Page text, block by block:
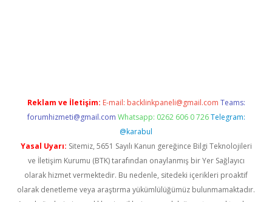
Reklam ve İletişim: E-mail: backlinkpaneli@gmail.com Teams:
forumhizmeti@gmail.com Whatsapp: 0262 606 0 726 Telegram:
@karabul
Yasal Uyarı: Sitemiz, 5651 Sayılı Kanun gereğince Bilgi Teknolojileri
ve İletişim Kurumu (BTK) tarafından onaylanmış bir Yer Sağlayıcı
olarak hizmet vermektedir. Bu nedenle, sitedeki içerikleri proaktif
olarak denetleme veya araştırma yükümlülüğümüz bulunmamaktadır.